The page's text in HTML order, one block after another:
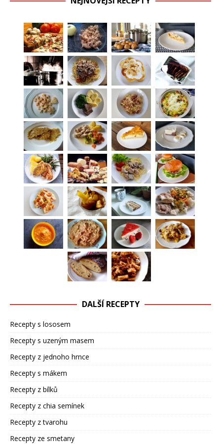
DALŠÍ RECEPTY
Recepty s lososem
Recepty s uzeným masem
Recepty z jednoho hrnce
Recepty s mákem
Recepty z bílků
Recepty z chia semínek
Recepty z tvarohu
Recepty ze smetany